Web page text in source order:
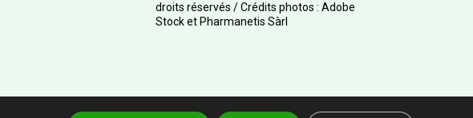
droits réservés / Crédits photos : Adobe
Stock et Pharmanetis Sàrl